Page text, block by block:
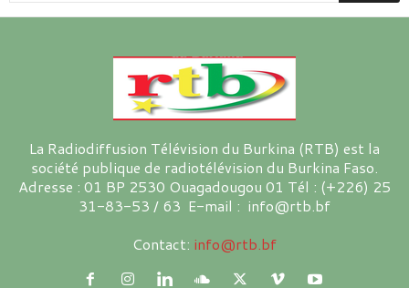
La Radiodiffusion Télévision du Burkina (RTB) est la
société publique de radiotélévision du Burkina Faso.
Adresse : 01 BP 2530 Ouagadougou 01 Tél : (+226) 25
31-83-53 / 63 E-mail : info@rtb.bf
Contact: info@rtb.bf